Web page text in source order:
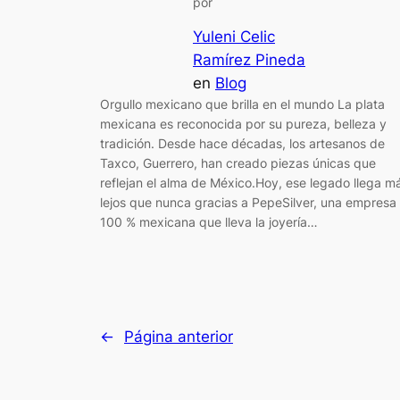
Yuleni Celic
Ramírez Pineda
en Blog
Orgullo mexicano que brilla en el mundo La plata
mexicana es reconocida por su pureza, belleza y
tradición. Desde hace décadas, los artesanos de
Taxco, Guerrero, han creado piezas únicas que
reflejan el alma de México.Hoy, ese legado llega
lejos que nunca gracias a PepeSilver, una empresa
100 % mexicana que lleva la joyería…
← Página anterior